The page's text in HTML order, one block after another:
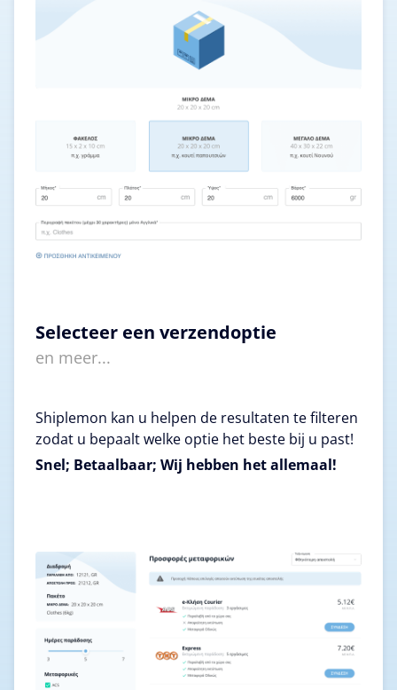
Selecteer een verzendoptie
en meer...
Shiplemon kan u helpen de resultaten te filteren
zodat u bepaalt welke optie het beste bij u past!
Snel; Betaalbaar; Wij hebben het allemaal!